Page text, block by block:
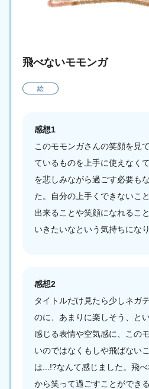
飛べないモモンガ
絵
感想1
このモモンガさんの笑顔を見
ているものを上手に使えなく
を悲しみながら過ごす必要も
た。自分の上手くできないこ
出来ることや笑顔になれるこ
いきたいなという気持ちになり
感想2
タイトルだけ見たら少しネガ
のに、あまりに楽しそう、と
感じる表情や空気感に、この
いのではなくもしや飛ばない
は...!?なんて感じました。飛
から笑って過ごすことができ